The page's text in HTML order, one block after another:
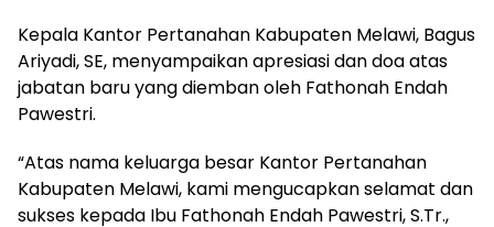
Kepala Kantor Pertanahan Kabupaten Melawi, Bagus
Ariyadi, SE, menyampaikan apresiasi dan doa atas
jabatan baru yang diemban oleh Fathonah Endah
Pawestri.
“Atas nama keluarga besar Kantor Pertanahan
Kabupaten Melawi, kami mengucapkan selamat dan
sukses kepada Ibu Fathonah Endah Pawestri, S.Tr.,